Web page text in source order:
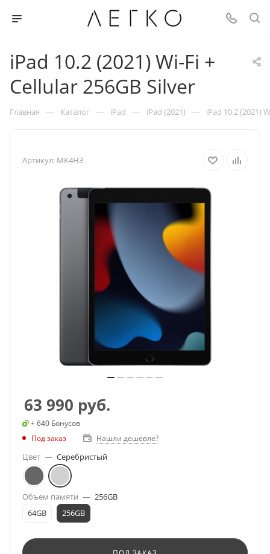
iPad 10.2 (2021) Wi-Fi +
Cellular 256GB Silver
Главная — Каталог — iPad — iPad (2021) — iPad 10.2 (2021)
Артикул: MK4H3
63 990 руб.
+ 640 Бонусов
Под заказ
Нашли дешевле?
Цвет — Серебристый
Объем памяти — 256GB
64GB
256GB